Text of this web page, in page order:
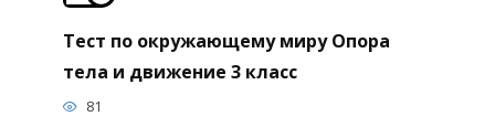
Тест по окружающему миру Опора
тела и движение 3 класс
81